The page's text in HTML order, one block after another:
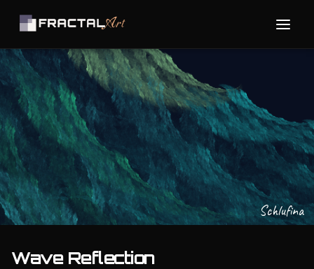
Schlufina
Wave Reflection